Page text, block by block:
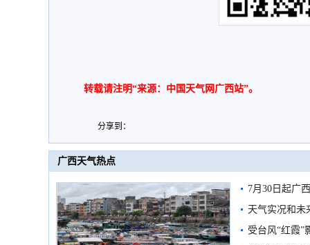
转载请注明“来源：中国天气网广西站”。
分享到：
广西天气热点
7月30日起广
天气实况和未
受台风“红霞”